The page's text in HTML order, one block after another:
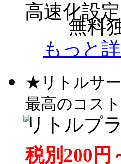
高速化設定
無料
もっと
★リトルサ
最高のコス
リトルプ
税別200円